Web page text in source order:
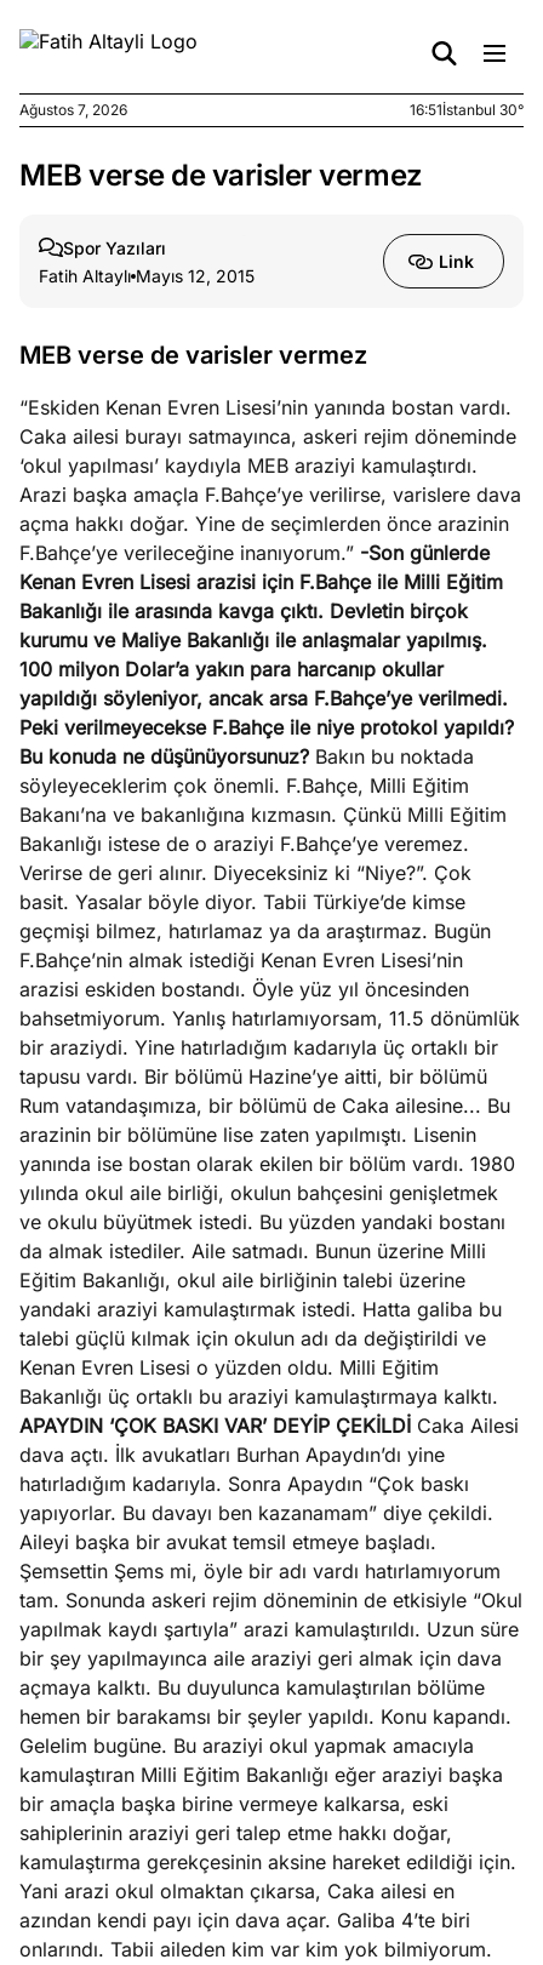
Ağustos
kirli
6, 2026
yasalar
Ağustos
5, 2026
stok
caiz
Köşe
Yazıları
Spor
Yazıları
Ağustos 7, 2026 16:51İstanbul 30°
MEB verse de varisler vermez
Spor Yazıları
Fatih Altaylı Mayıs 12, 2015
Link
MEB verse de varisler vermez
“Eskiden Kenan Evren Lisesi’nin yanında bostan vardı.
Caka ailesi burayı satmayınca, askeri rejim döneminde
‘okul yapılması’ kaydıyla MEB araziyi kamulaştırdı.
Arazi başka amaçla F.Bahçe’ye verilirse, varislere dava
açma hakkı doğar. Yine de seçimlerden önce arazinin
F.Bahçe’ye verileceğine inanıyorum.” -Son günlerde
Kenan Evren Lisesi arazisi için F.Bahçe ile Milli Eğitim
Bakanlığı ile arasında kavga çıktı. Devletin birçok
kurumu ve Maliye Bakanlığı ile anlaşmalar yapılmış.
100 milyon Dolar’a yakın para harcanıp okullar
yapıldığı söyleniyor, ancak arsa F.Bahçe’ye verilmedi.
Peki verilmeyecekse F.Bahçe ile niye protokol yapıldı?
Bu konuda ne düşünüyorsunuz? Bakın bu noktada
söyleyeceklerim çok önemli. F.Bahçe, Milli Eğitim
Bakanı’na ve bakanlığına kızmasın. Çünkü Milli Eğitim
Bakanlığı istese de o araziyi F.Bahçe’ye veremez.
Verirse de geri alınır. Diyeceksiniz ki “Niye?”. Çok
basit. Yasalar böyle diyor. Tabii Türkiye’de kimse
geçmişi bilmez, hatırlamaz ya da araştırmaz. Bugün
F.Bahçe’nin almak istediği Kenan Evren Lisesi’nin
arazisi eskiden bostandı. Öyle yüz yıl öncesinden
bahsetmiyorum. Yanlış hatırlamıyorsam, 11.5 dönümlük
bir araziydi. Yine hatırladığım kadarıyla üç ortaklı bir
tapusu vardı. Bir bölümü Hazine’ye aitti, bir bölümü
Rum vatandaşımıza, bir bölümü de Caka ailesine... Bu
arazinin bir bölümüne lise zaten yapılmıştı. Lisenin
yanında ise bostan olarak ekilen bir bölüm vardı. 1980
yılında okul aile birliği, okulun bahçesini genişletmek
ve okulu büyütmek istedi. Bu yüzden yandaki bostanı
da almak istediler. Aile satmadı. Bunun üzerine Milli
Eğitim Bakanlığı, okul aile birliğinin talebi üzerine
yandaki araziyi kamulaştırmak istedi. Hatta galiba bu
talebi güçlü kılmak için okulun adı da değiştirildi ve
Kenan Evren Lisesi o yüzden oldu. Milli Eğitim
Bakanlığı üç ortaklı bu araziyi kamulaştırmaya kalktı.
APAYDIN ‘ÇOK BASKI VAR’ DEYİP ÇEKİLDİ Caka Ailesi
dava açtı. İlk avukatları Burhan Apaydın’dı yine
hatırladığım kadarıyla. Sonra Apaydın “Çok baskı
yapıyorlar. Bu davayı ben kazanamam” diye çekildi.
Aileyi başka bir avukat temsil etmeye başladı.
Şemsettin Şems mi, öyle bir adı vardı hatırlamıyorum
tam. Sonunda askeri rejim döneminin de etkisiyle “Okul
yapılmak kaydı şartıyla” arazi kamulaştırıldı. Uzun süre
bir şey yapılmayınca aile araziyi geri almak için dava
açmaya kalktı. Bu duyulunca kamulaştırılan bölüme
hemen bir barakamsı bir şeyler yapıldı. Konu kapandı.
Gelelim bugüne. Bu araziyi okul yapmak amacıyla
kamulaştıran Milli Eğitim Bakanlığı eğer araziyi başka
bir amaçla başka birine vermeye kalkarsa, eski
sahiplerinin araziyi geri talep etme hakkı doğar,
kamulaştırma gerekçesinin aksine hareket edildiği için.
Yani arazi okul olmaktan çıkarsa, Caka ailesi en
azından kendi payı için dava açar. Galiba 4’te biri
onlarındı. Tabii aileden kim var kim yok bilmiyorum.